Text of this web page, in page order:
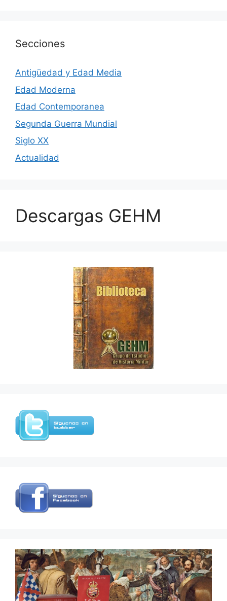
Secciones
Antigüedad y Edad Media
Edad Moderna
Edad Contemporanea
Segunda Guerra Mundial
Siglo XX
Actualidad
Descargas GEHM